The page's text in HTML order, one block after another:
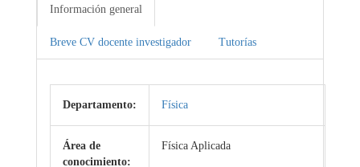
Información general
Breve CV docente investigador Tutorías
Departamento: Física
Área de
conocimiento:
Física Aplicada